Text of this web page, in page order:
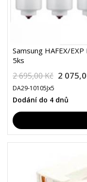
Samsung HAFEX/
5ks
2 695,00 Kč 2
DA29-10105Jx5
Dodání do 4 dnů